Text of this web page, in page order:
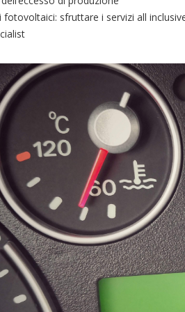
fotovoltaici: sfruttare i servizi all